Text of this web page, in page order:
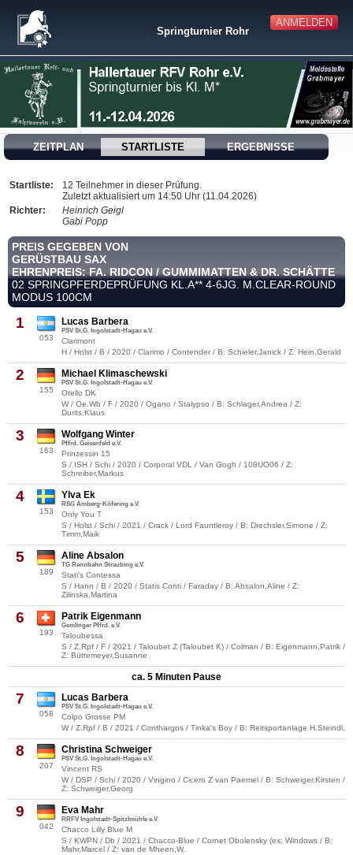
ANMELDEN
Springturnier Rohr
ZEITPLAN STARTLISTE ERGEBNISSE
Startliste:
12 Teilnehmer in dieser Prüfung.
Zuletzt aktualisiert um 14:50 Uhr (11.04.2026)
Richter:
Heinrich Geigl
Gabi Popp
PREIS GEGEBEN VON
GERÜSTBAU SAX
EHRENPREIS: FA. RIDCON / GUMMIMATTEN & DR. SCHÄTTE
02 SPRINGPFERDEPRÜFUNG KL.A** 4-6JG. M.CLEAR-ROUND
MODUS 100CM
1
053
Lucas Barbera
PSV St.G. Ingolstadt-Hagau e.V.
Clarimont
H / Holst / B / 2020 / Clarimo / Contender / B: Schieler,Janick / Z: Hein,Gerald
2
155
Michael Klimaschewski
PSV St.G. Ingolstadt-Hagau e.V.
Otello DK
W / Oe.Wb / F / 2020 / Ogano / Stalypso / B: Schlager,Andrea / Z:
Durits,Klaus
3
163
Wolfgang Winter
Pffrd. Geisenfeld e.V.
Prinzessin 15
S / ISH / Schi / 2020 / Corporal VDL / Van Gogh / 108UO06 / Z:
Schreiber,Markus
4
153
Ylva Ek
RSG Amberg-Köfering e.V.
Only You T
S / Holst / Schi / 2021 / Crack / Lord Fauntleroy / B: Drechsler,Simone / Z:
Timm,Maik
5
189
Aline Absalon
TG Rennbahn Straubing e.V.
Stati's Contessa
S / Hann / B / 2020 / Statis Conti / Faraday / B: Absalon,Aline / Z:
Zilinska,Martina
6
193
Patrik Eigenmann
Gemlinger Pffrd. e.V.
Taloubessa
S / Z.Rpf / F / 2021 / Taloubet Z (Taloubet K) / Colman / B: Eigenmann,Patrik /
Z: Büttemeyer,Susanne
ca. 5 Minuten Pause
7
058
Lucas Barbera
PSV St.G. Ingolstadt-Hagau e.V.
Colpo Grosse PM
W / Z.Rpf / B / 2021 / Conthargos / Tinka's Boy / B: Reitsportanlage H.Steindl,
8
207
Christina Schweiger
PSV St.G. Ingolstadt-Hagau e.V.
Vincent RS
W / DSP / Schi / 2020 / Vingino / Cicero Z van Paemel / B: Schweiger,Kirsten /
Z: Schweiger,Georg
9
042
Eva Mahr
RRFV Ingolstadt-Spitzlmühle e.V.
Chacco Lilly Blue M
S / KWPN / Db / 2021 / Chacco-Blue / Cornet Obolensky (ex: Windows / B:
Mahr,Marcel / Z: van de Mheen,W.